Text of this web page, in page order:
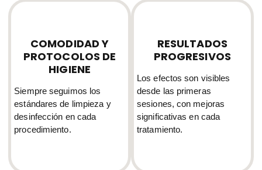
COMODIDAD Y
PROTOCOLOS DE
HIGIENE
Siempre seguimos los
estándares de limpieza y
desinfección en cada
procedimiento.
RESULTADOS
PROGRESIVOS
Los efectos son visibles
desde las primeras
sesiones, con mejoras
significativas en cada
tratamiento.